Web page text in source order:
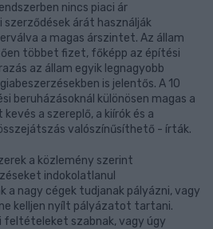
nincs piaci ár
szerződések árát használják
a magas árszintet. Az állam
többet fizet, főképp az építési
az állam egyik legnagyobb
is jelentős. A 10
beruházásoknál különösen magas a
a szereplő, a kiírók és a
valószínűsíthető - írták.
a közlemény szerint
indokolatlanul
a nagy cégek tudjanak pályázni, vagy
kelljen nyílt pályázatot tartani.
feltételeket szabnak, vagy úgy